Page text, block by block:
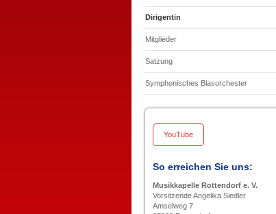
Dirigentin
Mitglieder
Satzung
Symphonisches Blasorchester
YouTube
So erreichen Sie uns:
Musikkapelle Rottendorf e. V.
Vorsitzende Angelika Siedler
Amselweg 7